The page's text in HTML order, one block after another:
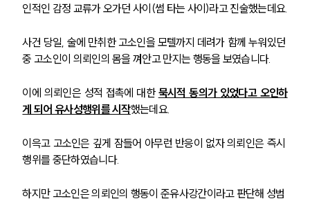
인적인 감정 교류가 오가던 사이(썸 타는 사이)라고 진술했는데요.
사건 당일, 술에 만취한 고소인을 모텔까지 데려가 함께 누워있던
중 고소인이 의뢰인의 몸을 껴안고 만지는 행동을 보였습니다.
이에 의뢰인은 성적 접촉에 대한 묵시적 동의가 있었다고 오인하
게 되어 유사성행위를 시작했는데요.
이윽고 고소인은 깊게 잠들어 아무런 반응이 없자 의뢰인은 즉시
행위를 중단하였습니다.
하지만 고소인은 의뢰인의 행동이 준유사강간이라고 판단해 성범